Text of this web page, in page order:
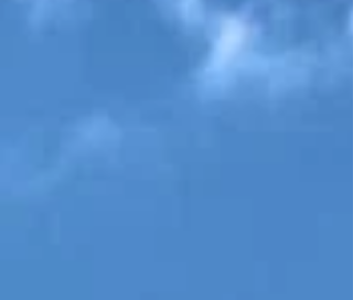
sans se sentir réellement vivant ? Jamais
notre société n’a connu un confort de vi